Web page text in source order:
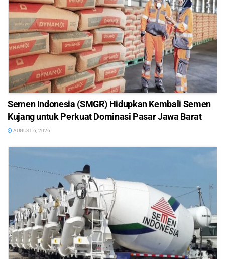
Semen Indonesia (SMGR) Hidupkan Kembali Semen
Kujang untuk Perkuat Dominasi Pasar Jawa Barat
AUGUST 6, 2026